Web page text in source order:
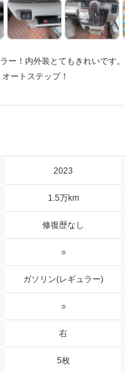
ー！内外装とてもきれいで
ートステップ！
2023
1.5万km
修復歴なし
○
ガソリン(レギュラー)
○
右
5枚